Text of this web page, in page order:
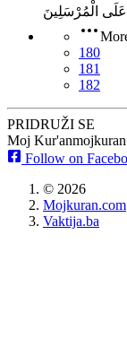
الْمُرْسَلِينَ
180
181
182
PRIDRUŽI SE
Moj Kur'an
Follow on
© 2026
Mojkuran.com
Vaktija.ba